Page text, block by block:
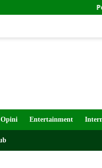
Persebaya Juara
Opini Entertainment